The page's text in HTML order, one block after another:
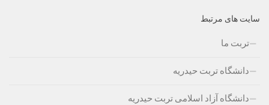
سایت های مرتبط
تربت ما
دانشگاه تربت حیدریه
دانشگاه آزاد اسلامی تربت حیدریه